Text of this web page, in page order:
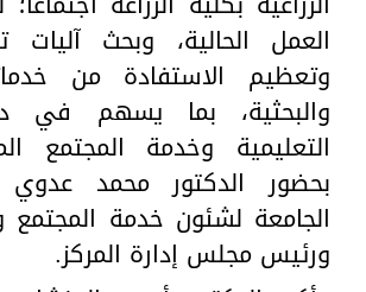
العمل الحالية، وبحث آليات
وتعظيم الاستفادة من
والبحثية، بما يسهم في
التعليمية وخدمة المجتمع
بحضور الدكتور محمد
الجامعة لشئون خدمة المجتمع
ورئيس مجلس إدارة المركز.